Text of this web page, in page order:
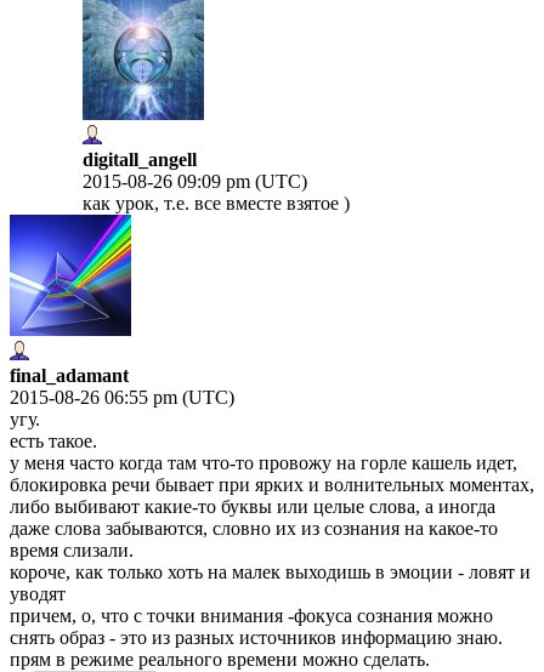
digitall_angell
2015-08-26 09:09 pm (UTC)
как урок, т.е. все вместе взятое )
final_adamant
2015-08-26 06:55 pm (UTC)
угу.
есть такое.
у меня часто когда там что-то провожу на горле кашель идет,
блокировка речи бывает при ярких и волнительных моментах,
либо выбивают какие-то буквы или целые слова, а иногда
даже слова забываются, словно их из сознания на какое-то
время слизали.
короче, как только хоть на малек выходишь в эмоции - ловят и
уводят
причем, о, что с точки внимания -фокуса сознания можно
снять образ - это из разных источников информацию знаю.
прям в режиме реального времени можно сделать.